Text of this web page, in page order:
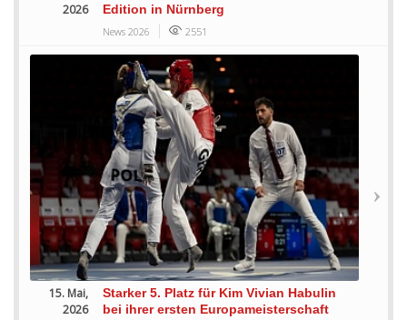
2026
Edition in Nürnberg
News 2026 2551
15. Mai,
2026
Starker 5. Platz für Kim Vivian Habulin
bei ihrer ersten Europameisterschaft